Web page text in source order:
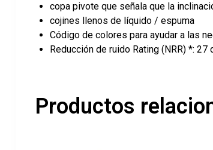
copa pivote que señala que la
cojines llenos de líquido / espuma
Código de colores para ayudar a las
Reducción de ruido Rating (NRR) *: 27
Productos